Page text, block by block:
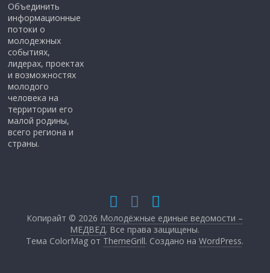
Объединить
информационные
потоки о
молодежных
событиях,
лидерах, проектах
и возможностях
молодого
человека на
территории его
малой родины,
всего региона и
страны.
Копирайт © 2026 Молодёжные единые ведомости –
МЕДВЕД. Все права защищены.
Тема ColorMag от ThemeGrill. Создано наWordPress.